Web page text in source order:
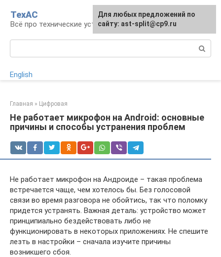
контенту
ТехАС
Всё про технические устройства
English
Главная » Цифровая
Не работает микрофон на Android: основные
причины и способы устранения проблем
Не работает микрофон на Андроиде – такая проблема
встречается чаще, чем хотелось бы. Без голосовой
связи во время разговора не обойтись, так что поломку
придется устранять. Важная деталь: устройство может
принципиально бездействовать либо не
функционировать в некоторых приложениях. Не спешите
лезть в настройки – сначала изучите причины
возникшего сбоя.
Для любых предложений по
сайту: ast-split@cp9.ru